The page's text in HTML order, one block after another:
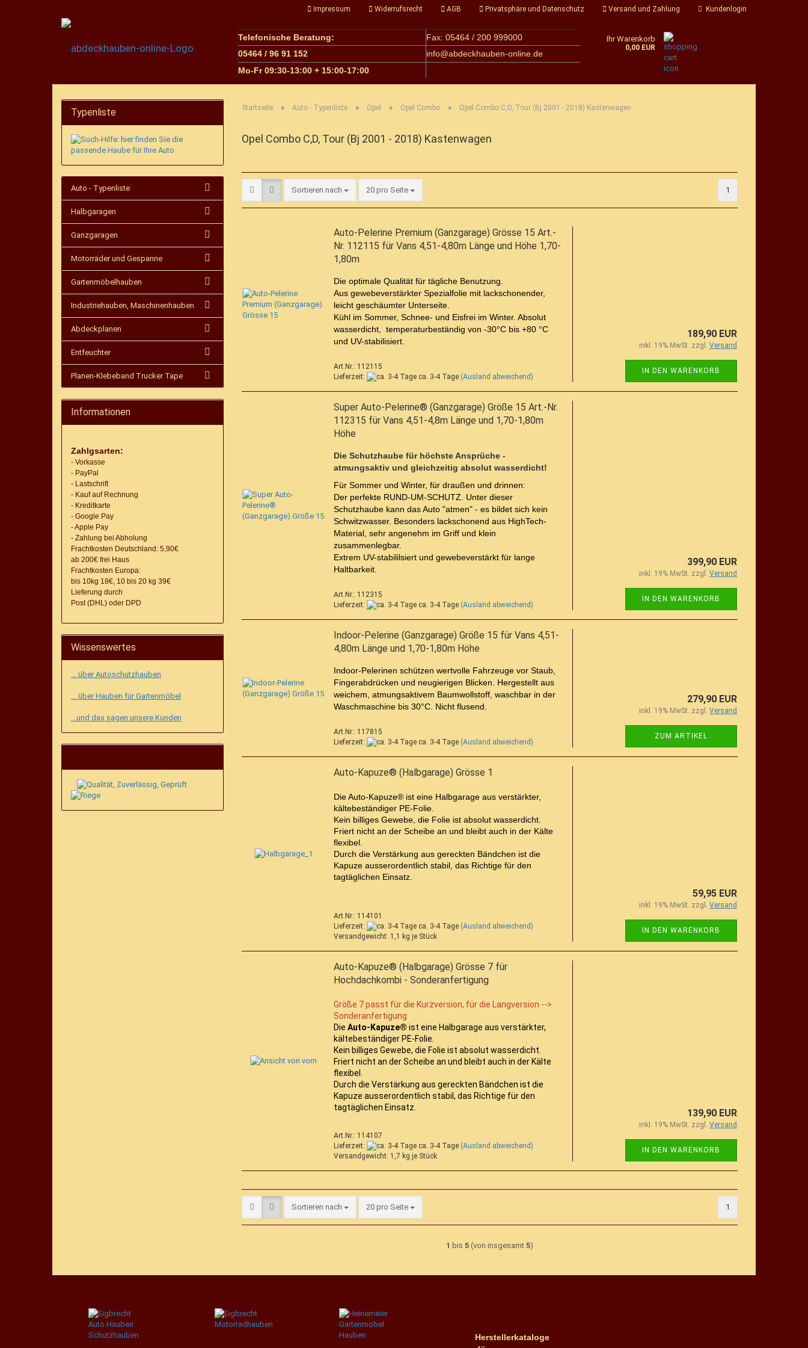
Impressum Widerrufsrecht AGB Privatsphäre und Datenschutz Versand und Zahlung Kundenlogin
Telefonische Beratung:
Fax: 05464 / 200 999000
05464 / 96 91 152
info@abdeckhauben-online.de
Mo-Fr 09:30-13:00 + 15:00-17:00
Ihr Warenkorb
0,00 EUR
Startseite » Auto - Typenliste » Opel » Opel Combo » Opel Combo C,D, Tour (Bj 2001 - 2018) Kastenwagen
Opel Combo C,D, Tour (Bj 2001 - 2018) Kastenwagen
Sortieren nach
Sortieren nach 20 pro Seite
pro Seite 1
Auto-Pelerine Premium (Ganzgarage) Grösse 15 Art.-
Nr. 112115 für Vans 4,51-4,80m Länge und Höhe 1,70-
1,80m
Die optimale Qualität für tägliche Benutzung.
Aus gewebeverstärkter Spezialfolie mit lackschonender,
leicht geschäumter Unterseite.
Kühl im Sommer, Schnee- und Eisfrei im Winter. Absolut
wasserdicht, temperaturbeständig von -30°C bis +80 °C
und UV-stabilisiert.
Art.Nr.: 112115
Lieferzeit:
ca. 3-4 Tage (Ausland abweichend)
189,90 EUR
inkl. 19% MwSt. zzgl. Versand
IN DEN WARENKORB
Super Auto-Pelerine® (Ganzgarage) Größe 15 Art.-Nr.
112315 für Vans 4,51-4,8m Länge und 1,70-1,80m
Höhe
Die Schutzhaube für höchste Ansprüche -
atmungsaktiv und gleichzeitig absolut wasserdicht!
Für Sommer und Winter, für draußen und drinnen:
Der perfekte RUND-UM-SCHUTZ. Unter dieser
Schutzhaube kann das Auto "atmen" - es bildet sich kein
Schwitzwasser. Besonders lackschonend aus HighTech-
Material, sehr angenehm im Griff und klein
zusammenlegbar.
Extrem UV-stabililsiert und gewebeverstärkt für lange
Haltbarkeit.
Art.Nr.: 112315
Lieferzeit:
ca. 3-4 Tage (Ausland abweichend)
399,90 EUR
inkl. 19% MwSt. zzgl. Versand
IN DEN WARENKORB
Indoor-Pelerine (Ganzgarage) Größe 15 für Vans 4,51-
4,80m Länge und 1,70-1,80m Höhe
Indoor-Pelerinen schützen wertvolle Fahrzeuge vor Staub,
Fingerabdrücken und neugierigen Blicken. Hergestellt aus
weichem, atmungsaktivem Baumwollstoff, waschbar in der
Waschmaschine bis 30°C. Nicht flusend.
Art.Nr.: 117815
Lieferzeit:
ca. 3-4 Tage (Ausland abweichend)
279,90 EUR
inkl. 19% MwSt. zzgl. Versand
ZUM ARTIKEL
Auto-Kapuze® (Halbgarage) Grösse 1
Die Auto-Kapuze® ist eine Halbgarage aus verstärkter,
kältebeständiger PE-Folie.
Kein billiges Gewebe, die Folie ist absolut wasserdicht.
Friert nicht an der Scheibe an und bleibt auch in der Kälte
flexibel.
Durch die Verstärkung aus gereckten Bändchen ist die
Kapuze ausserordentlich stabil, das Richtige für den
tagtäglichen Einsatz.
Art.Nr.: 114101
Lieferzeit:
ca. 3-4 Tage (Ausland abweichend)
Versandgewicht: 1,1 kg je Stück
59,95 EUR
inkl. 19% MwSt. zzgl. Versand
IN DEN WARENKORB
Auto-Kapuze® (Halbgarage) Grösse 7 für
Hochdachkombi - Sonderanfertigung
Größe 7 passt für die Kurzversion, für die Langversion -->
Sonderanfertigung
Die Auto-Kapuze® ist eine Halbgarage aus verstärkter,
kältebeständiger PE-Folie.
Kein billiges Gewebe, die Folie ist absolut wasserdicht.
Friert nicht an der Scheibe an und bleibt auch in der Kälte
flexibel.
Durch die Verstärkung aus gereckten Bändchen ist die
Kapuze ausserordentlich stabil, das Richtige für den
tagtäglichen Einsatz.
Art.Nr.: 114107
Lieferzeit:
ca. 3-4 Tage (Ausland abweichend)
Versandgewicht: 1,7 kg je Stück
139,90 EUR
inkl. 19% MwSt. zzgl. Versand
IN DEN WARENKORB
Sortieren nach
Sortieren nach 20 pro Seite
pro Seite 1
1 bis 5 (von insgesamt 5)
Typenliste
Auto - Typenliste
Halbgaragen
Ganzgaragen
Motorräder und Gespanne
Gartenmöbelhauben
Industriehauben, Maschinenhauben
Abdeckplanen
Entfeuchter
Planen-Klebeband Trucker Tape
Informationen
Zahlgsarten:
- Vorkasse
- PayPal
- Lastschrift
- Kauf auf Rechnung
- Kreditkarte
- Google Pay
- Apple Pay
- Zahlung bei Abholung
Frachtkosten Deutschland: 5,90€
ab 200€ frei Haus
Frachtkosten Europa:
bis 10kg 18€, 10 bis 20 kg 39€
Lieferung durch
Post (DHL) oder DPD
Wissenswertes
... über Autoschutzhauben
... über Hauben für Gartenmöbel
...und das sagen unsere Kunden
Herstellerkataloge